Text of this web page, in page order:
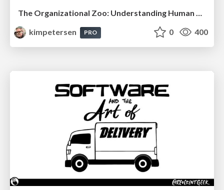
The Organizational Zoo: Understanding Human Behavior Agility Through Metaphoric Constructive Conversations (based on the works of Arthur Shelley, Ph.D)
kimpetersen
PRO 0 400